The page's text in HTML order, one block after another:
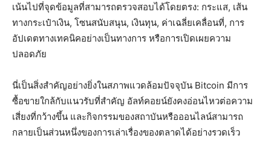
เน้นไปที่จุดข้อมูลที่สามารถตรวจสอบได้โดยตรง: กระแส, เส้น
ทางกระเป๋าเงิน, โซนสนับสนุน, เงินทุน, ค่าเฉลี่ยเคลื่อนที่, การ
อัปเดตทางเทคนิคอย่างเป็นทางการ หรือการเปิดเผยความ
ปลอดภัย
นี่เป็นสิ่งสำคัญอย่างยิ่งในสภาพแวดล้อมปัจจุบัน Bitcoin มีการ
ซื้อขายใกล้กับแนวรับที่สำคัญ อัลท์คอยน์ยังคงอ่อนไหวต่อความ
เสี่ยงที่กว้างขึ้น และกิจกรรมของสถาบันหรือออนไลน์สามารถ
กลายเป็นส่วนหนึ่งของการเล่าเรื่องของตลาดได้อย่างรวดเร็ว